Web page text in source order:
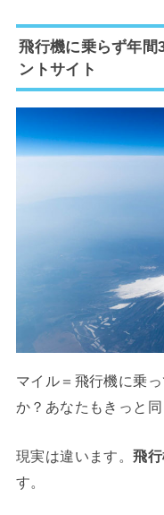
飛行機に乗らず年間
ントサイト
マイル＝飛行機に乗
か？あなたもきっと同
現実は違います。飛
す。